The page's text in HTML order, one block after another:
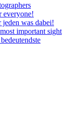
everyone!
was dabei!
important sight